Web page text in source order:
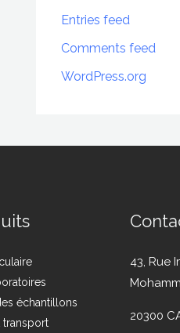
Entries feed
Comments feed
WordPress.org
échantillons
transport
43, Rue
20300